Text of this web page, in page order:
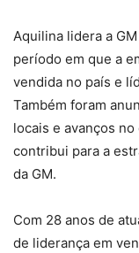
Aquilina lidera a
período em que a
vendida no país e
Também foram
locais e avanços
contribui para a
da GM.
Com 28 anos de
de liderança em